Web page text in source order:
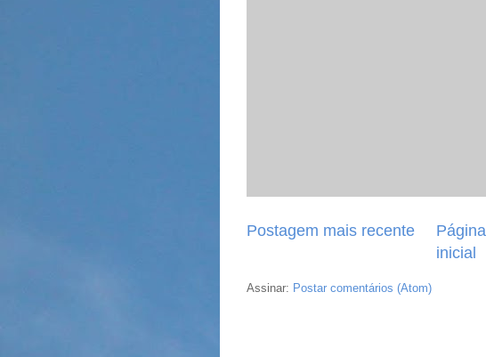
Postagem mais recente
Página
inicial
Assinar: Postar comentários (Atom)